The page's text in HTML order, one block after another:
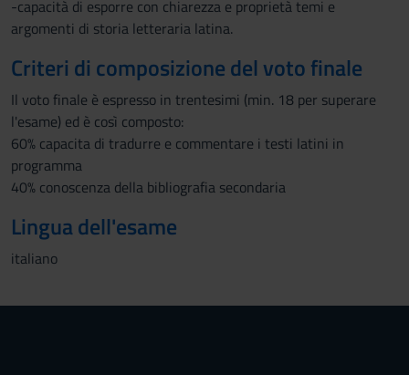
-capacità di esporre con chiarezza e proprietà temi e
argomenti di storia letteraria latina.
Criteri di composizione del voto finale
Il voto finale è espresso in trentesimi (min. 18 per superare
l'esame) ed è così composto:
60% capacita di tradurre e commentare i testi latini in
programma
40% conoscenza della bibliografia secondaria
Lingua dell'esame
italiano